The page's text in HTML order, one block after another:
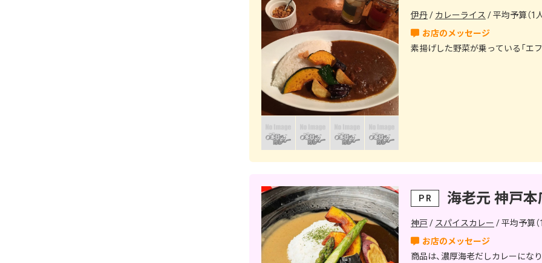
伊丹 カレーライス 平均予算（1
素揚げした野菜が乗っている「エ
PR 海老元 神戸本
神戸 スパイスカレー 平均予算（
商品は、濃厚海老だしカレーになります。 商品ラインナップは、 ①しっかり